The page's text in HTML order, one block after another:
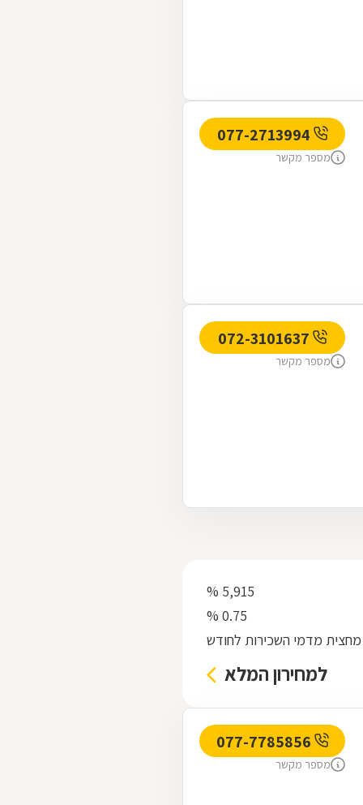
מספר מקשר
מספר מקשר
5,915 %
0.75 %
מחצית מדמי השכירות לחודש
למחירון המלא
מספר מקשר